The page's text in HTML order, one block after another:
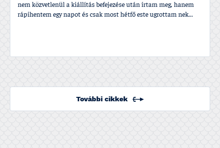
nem közvetlenül a kiállí­tás befejezése után í­rtam meg, hanem
rápihentem egy napot és csak most hétfő este ugrottam nek...
További cikkek